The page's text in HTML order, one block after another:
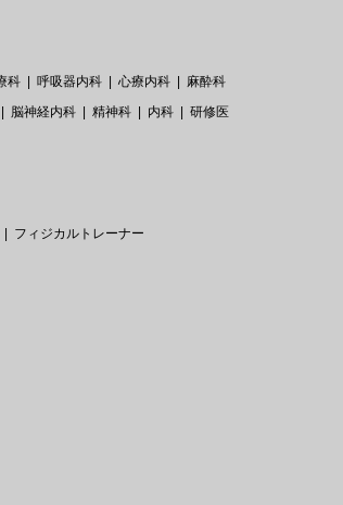
科 呼吸器内科 心療内科
麻酔科
脳神経内科 精神科 内科
研修医
フィジカルトレーナー